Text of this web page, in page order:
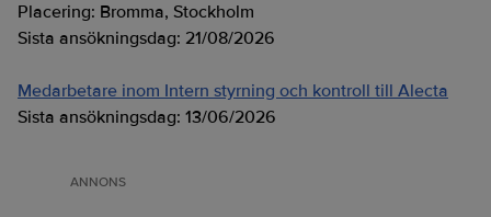
Placering: Bromma, Stockholm
Sista ansökningsdag: 21/08/2026
Medarbetare inom Intern styrning och kontroll till Alecta
Sista ansökningsdag: 13/06/2026
ANNONS